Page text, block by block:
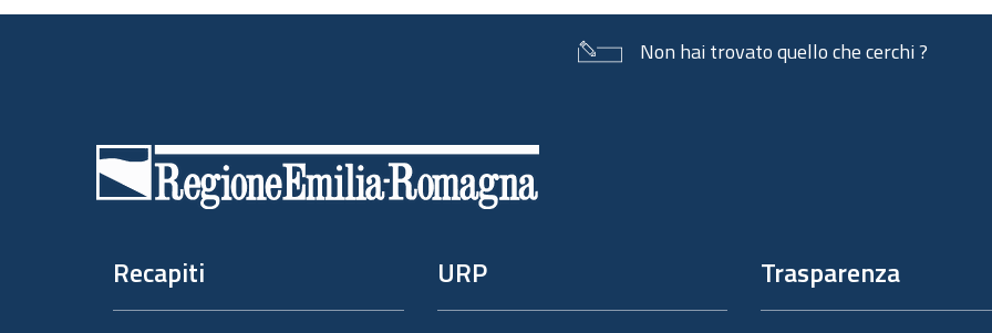
Non hai trovato quello che cerchi ?
Recapiti URP Trasparenza